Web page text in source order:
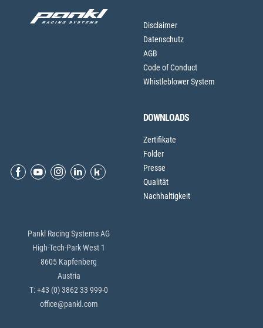
Disclaimer
Datenschutz
AGB
Code of Conduct
Whistleblower System
DOWNLOADS
Zertifikate
Folder
Presse
Qualität
Nachhaltigkeit
Pankl Racing Systems AG
High-Tech-Park West 1
8605 Kapfenberg
Austria
T: +43 (0) 3862 33 999-0
office@pankl.com